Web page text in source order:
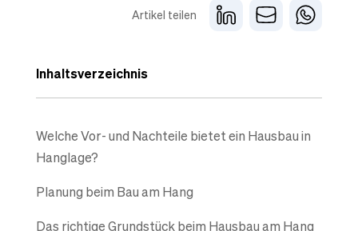
Artikel teilen
Inhaltsverzeichnis
Welche Vor- und Nachteile bietet ein Hausbau in
Hanglage?
Planung beim Bau am Hang
Das richtige Grundstück beim Hausbau am Hang